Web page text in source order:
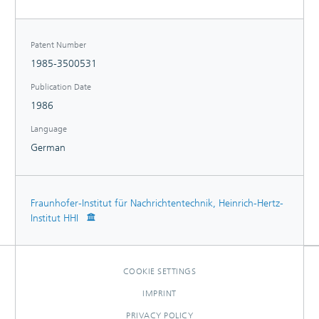
a n' area underneath and the bottom portion over the
optical waveguides. 0/5
Patent Number
1985-3500531
Publication Date
1986
Language
German
Fraunhofer-Institut für Nachrichtentechnik, Heinrich-Hertz-
Institut HHI
COOKIE SETTINGS
IMPRINT
PRIVACY POLICY